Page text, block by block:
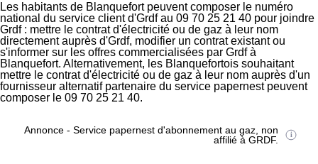
Les habitants de Blanquefort peuvent composer le numéro
national du service client d'Grdf au 09 70 25 21 40 pour joindre
Grdf : mettre le contrat d'électricité ou de gaz à leur nom
directement auprès d'Grdf, modifier un contrat existant ou
s'informer sur les offres commercialisées par Grdf à
Blanquefort. Alternativement, les Blanquefortois souhaitant
mettre le contrat d'électricité ou de gaz à leur nom auprès d'un
fournisseur alternatif partenaire du service papernest peuvent
composer le 09 70 25 21 40.
Annonce - Service papernest d'abonnement au gaz, non
affilié à GRDF.